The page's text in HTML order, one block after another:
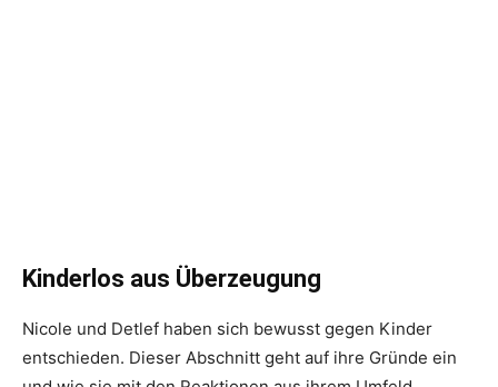
Kinderlos aus Überzeugung
Nicole und Detlef haben sich bewusst gegen Kinder
entschieden. Dieser Abschnitt geht auf ihre Gründe ein